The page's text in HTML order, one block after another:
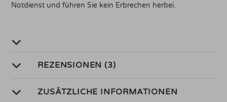
Notdienst und führen Sie kein Erbrechen herbei.
REZENSIONEN (3)
ZUSÄTZLICHE INFORMATIONEN